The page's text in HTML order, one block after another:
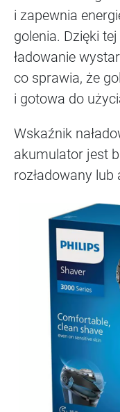
i zapewnia
golenia. Dzięki
ładowanie
co sprawia, że
i gotowa do
Wskaźnik
akumulator jest
rozładowany lub